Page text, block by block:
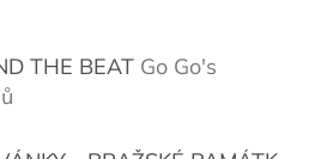
THE BEAT Go Go's
je 5 z 5 hvězdiček.